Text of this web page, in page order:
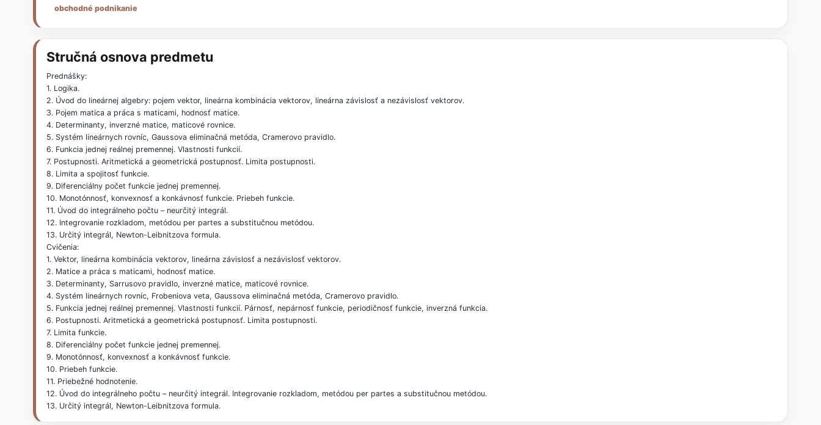
obchodné podnikanie
Stručná osnova predmetu
Prednášky:
1. Logika.
2. Úvod do lineárnej algebry: pojem vektor, lineárna kombinácia vektorov, lineárna závislosť a nezávislosť vektorov.
3. Pojem matica a práca s maticami, hodnosť matice.
4. Determinanty, inverzné matice, maticové rovnice.
5. Systém lineárnych rovníc, Gaussova eliminačná metóda, Cramerovo pravidlo.
6. Funkcia jednej reálnej premennej. Vlastnosti funkcií.
7. Postupnosti. Aritmetická a geometrická postupnosť. Limita postupnosti.
8. Limita a spojitosť funkcie.
9. Diferenciálny počet funkcie jednej premennej.
10. Monotónnosť, konvexnosť a konkávnosť funkcie. Priebeh funkcie.
11. Úvod do integrálneho počtu – neurčitý integrál.
12. Integrovanie rozkladom, metódou per partes a substitučnou metódou.
13. Určitý integrál, Newton-Leibnitzova formula.
Cvičenia:
1. Vektor, lineárna kombinácia vektorov, lineárna závislosť a nezávislosť vektorov.
2. Matice a práca s maticami, hodnosť matice.
3. Determinanty, Sarrusovo pravidlo, inverzné matice, maticové rovnice.
4. Systém lineárnych rovníc, Frobeniova veta, Gaussova eliminačná metóda, Cramerovo pravidlo.
5. Funkcia jednej reálnej premennej. Vlastnosti funkcií. Párnosť, nepárnosť funkcie, periodičnosť funkcie, inverzná funkcia.
6. Postupnosti. Aritmetická a geometrická postupnosť. Limita postupnosti.
7. Limita funkcie.
8. Diferenciálny počet funkcie jednej premennej.
9. Monotónnosť, konvexnosť a konkávnosť funkcie.
10. Priebeh funkcie.
11. Priebežné hodnotenie.
12. Úvod do integrálneho počtu – neurčitý integrál. Integrovanie rozkladom, metódou per partes a substitučnou metódou.
13. Určitý integrál, Newton-Leibnitzova formula.